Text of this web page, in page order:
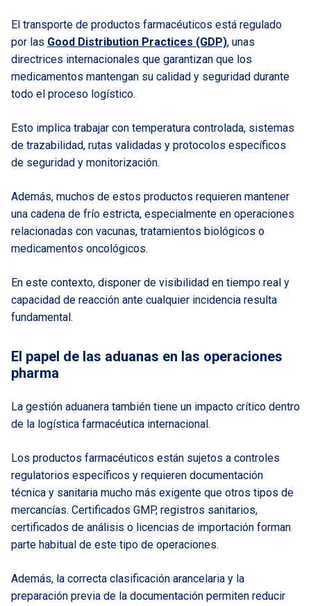
El transporte de productos farmacéuticos está regulado
por las Good Distribution Practices (GDP), unas
directrices internacionales que garantizan que los
medicamentos mantengan su calidad y seguridad durante
todo el proceso logístico.
Esto implica trabajar con temperatura controlada, sistemas
de trazabilidad, rutas validadas y protocolos específicos
de seguridad y monitorización.
Además, muchos de estos productos requieren mantener
una cadena de frío estricta, especialmente en operaciones
relacionadas con vacunas, tratamientos biológicos o
medicamentos oncológicos.
En este contexto, disponer de visibilidad en tiempo real y
capacidad de reacción ante cualquier incidencia resulta
fundamental.
El papel de las aduanas en las operaciones
pharma
La gestión aduanera también tiene un impacto crítico dentro
de la logística farmacéutica internacional.
Los productos farmacéuticos están sujetos a controles
regulatorios específicos y requieren documentación
técnica y sanitaria mucho más exigente que otros tipos de
mercancías. Certificados GMP, registros sanitarios,
certificados de análisis o licencias de importación forman
parte habitual de este tipo de operaciones.
Además, la correcta clasificación arancelaria y la
preparación previa de la documentación permiten reducir